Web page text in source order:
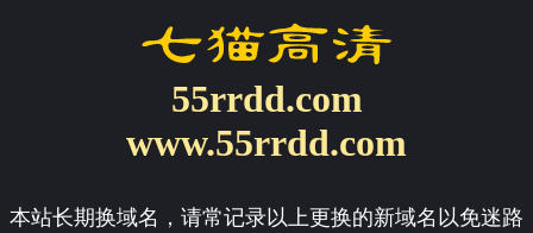
55rrdd.com
www.55rrdd.com
本站长期换域名，请常记录以上更换的新域名以免迷路